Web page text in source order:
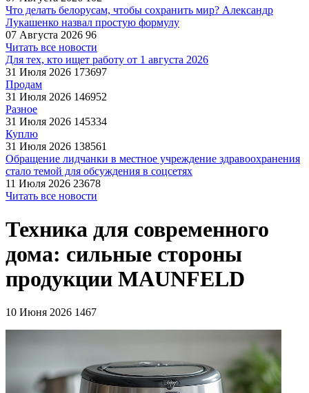
Что делать белорусам, чтобы сохранить мир? Александр
Лукашенко назвал простую формулу
07 Августа 2026 96
Читать все новости
Для тех, кто ищет работу от 1 августа 2026
31 Июля 2026 173697
Продам
31 Июля 2026 146952
Разное
31 Июля 2026 145334
Куплю
31 Июля 2026 138561
Обращение лидчанки в местное учреждение здравоохранения
стало темой для обсуждения в соцсетях
11 Июля 2026 23678
Читать все новости
Техника для современного
дома: сильные стороны
продукции MAUNFELD
10 Июня 2026 1467